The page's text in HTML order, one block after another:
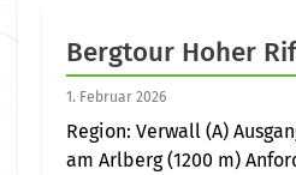
Bergtour Hoher
1. Februar 2026
Region: Verwall (A)
am Arlberg (1200 m)